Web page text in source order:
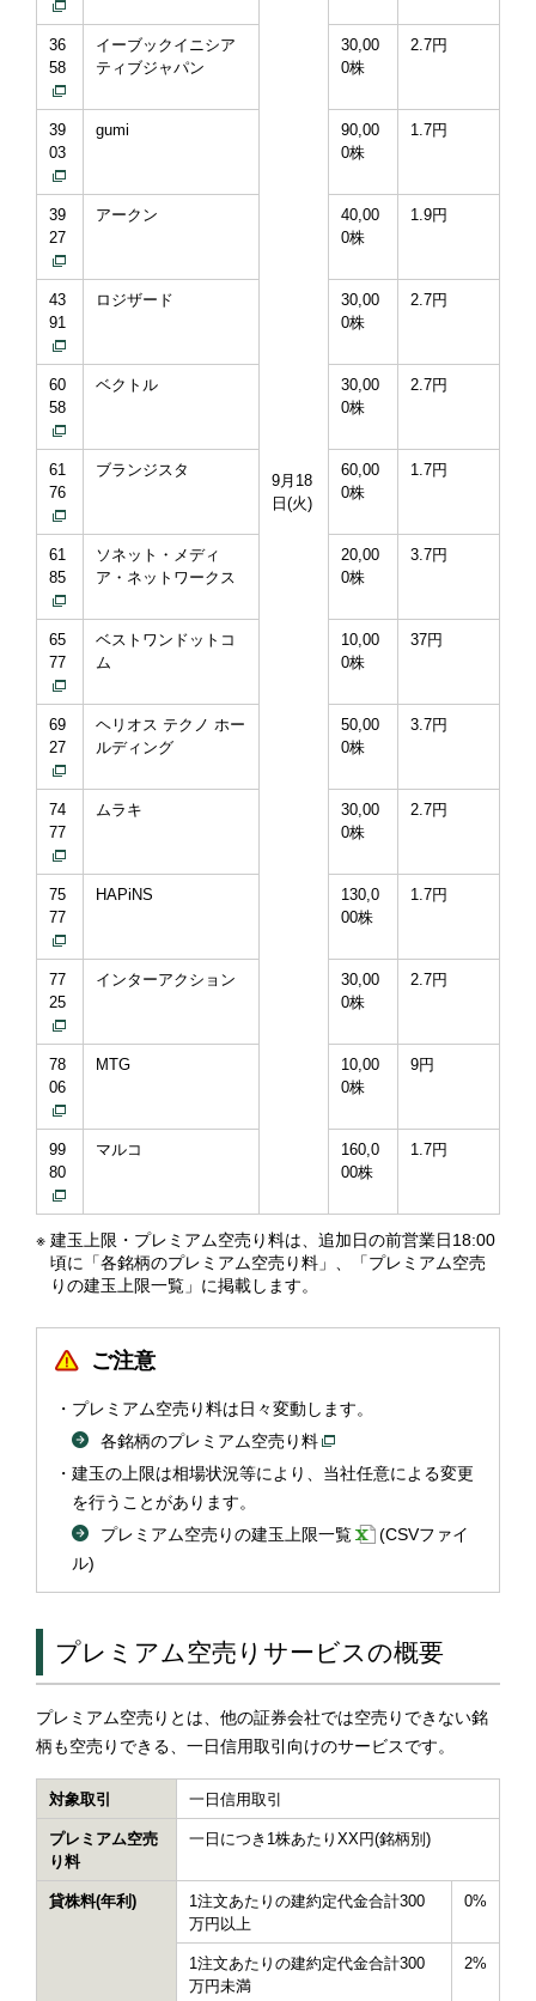
9月18
日(火)
36
58
イーブックイニシア
ティブジャパン
30,00
0株
2.7円
39
03
gumi
90,00
0株
1.7円
39
27
アークン
40,00
0株
1.9円
43
91
ロジザード
30,00
0株
2.7円
60
58
ベクトル
30,00
0株
2.7円
61
76
ブランジスタ
60,00
0株
1.7円
61
85
ソネット・メディ
ア・ネットワークス
20,00
0株
3.7円
65
77
ベストワンドットコ
ム
10,00
0株
37円
69
27
ヘリオス テクノ ホー
ルディング
50,00
0株
3.7円
74
77
ムラキ
30,00
0株
2.7円
75
77
HAPiNS
130,0
00株
1.7円
77
25
インターアクション
30,00
0株
2.7円
78
06
MTG
10,00
0株
9円
99
80
マルコ
160,0
00株
1.7円
※ 建玉上限・プレミアム空売り料は、追加日の前営業日18:00
頃に「各銘柄のプレミアム空売り料」、「プレミアム空売
りの建玉上限一覧」に掲載します。
ご注意
プレミアム空売り料は日々変動します。
各銘柄のプレミアム空売り料
建玉の上限は相場状況等により、当社任意による変更
を行うことがあります。
プレミアム空売りの建玉上限一覧
(CSVファイ
ル)
プレミアム空売りサービスの概要
プレミアム空売りとは、他の証券会社では空売りできない銘
柄も空売りできる、一日信用取引向けのサービスです。
対象取引 一日信用取引
プレミアム空売
り料
一日につき1株あたりXX円(銘柄別)
貸株料(年利)
1注文あたりの建約定代金合計300
万円以上
0%
1注文あたりの建約定代金合計300
万円未満
2%